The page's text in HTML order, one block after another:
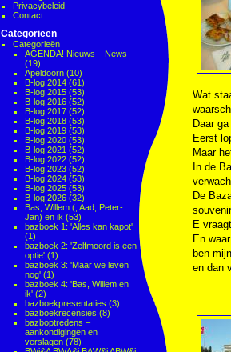
Privacybeleid
Contact
Categorieën
Categorieën
AGENDA! Nieuws – News
(19)
Apeldoorn (10)
B-log 2014 (61)
B-log 2015 (53)
B-log 2016 (52)
B-log 2017 (52)
B-log 2018 (53)
B-log 2019 (53)
B-log 2020 (53)
B-log 2021 (52)
B-log 2022 (52)
B-log 2023 (52)
B-log 2024 (53)
B-log 2025 (53)
B-log 2026 (32)
Bas, Willem (, Aad, Peter-
Jan) en ik (53)
bazboek 1: 'Alles kan kapot'
(1)
bazboek 2: 'Zelfmoord is een
optie' (1)
bazboek 3: 'Maar we leven
nog' (1)
bazboek 4: 'Bas, Willem en
ik' (2)
bazboekpresentaties (3)
bazboekrecensies (8)
bazboptredens –
aankondigingen en
verslagen (78)
Wat
Daar
Eerst
Maar
In de
De
E
En
ben
en dan